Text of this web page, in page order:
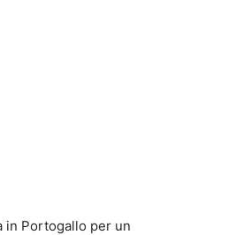
in Portogallo per un